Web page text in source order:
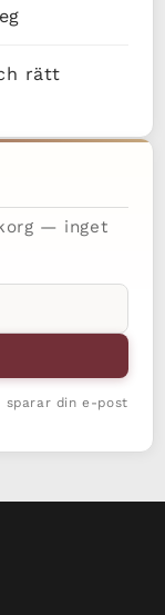
rätt
— inget
sparar din e-post